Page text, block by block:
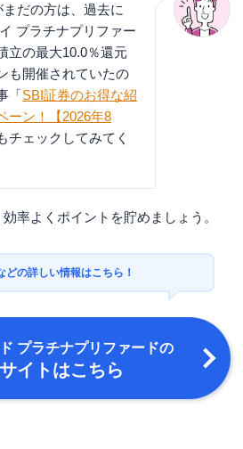
だの方は、過去に
プラチナプリファー
立の最大10.0％還元
も開催されていたの
「SBI証券のお得な紹
ーン！【2026年8
チェックしてみてく
率よくポイントを貯めましょう。
どの詳しい情報はこちら！
プラチナプリファードの
イトはこちら